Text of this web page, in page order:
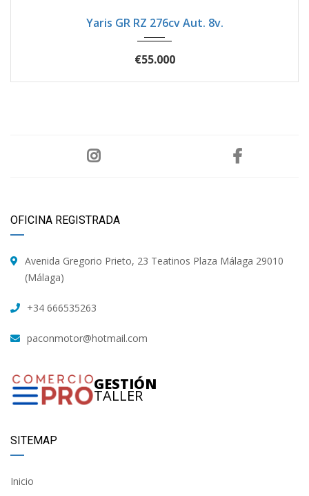
Yaris GR RZ 276cv Aut. 8v.
€55.000
OFICINA REGISTRADA
Avenida Gregorio Prieto, 23 Teatinos Plaza Málaga 29010
(Málaga)
+34 666535263
paconmotor@hotmail.com
GESTIÓN
TALLER
SITEMAP
Inicio